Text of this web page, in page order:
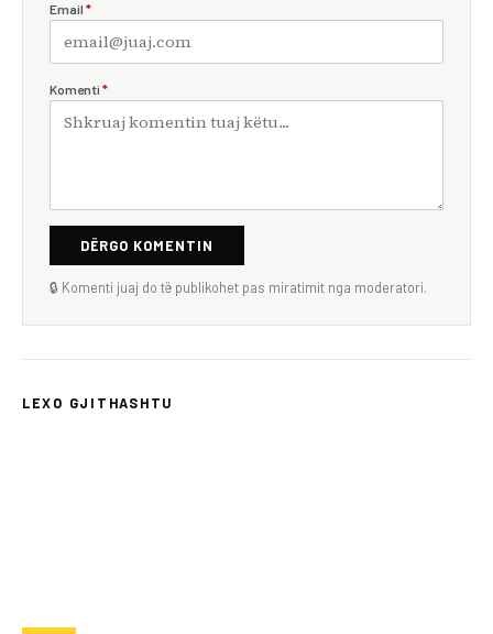
Email *
Komenti *
DËRGO KOMENTIN
🔒 Komenti juaj do të publikohet pas miratimit nga moderatori.
LEXO GJITHASHTU